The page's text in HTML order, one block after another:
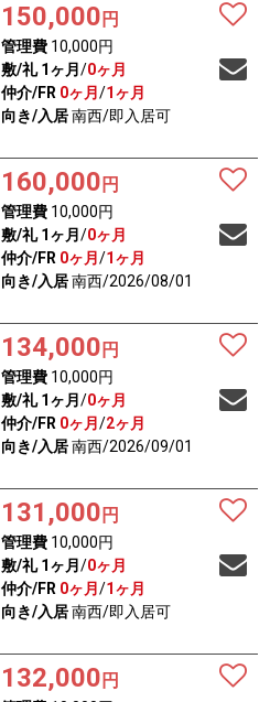
150,000 円
管理費10,000円
敷/礼 1ヶ月 /0ヶ月
仲介/FR 0ヶ月 /1ヶ月
向き/入居南西/即入居可
160,000 円
管理費10,000円
敷/礼 1ヶ月 /0ヶ月
仲介/FR 0ヶ月 /1ヶ月
向き/入居南西/2026/08/01
134,000 円
管理費10,000円
敷/礼 1ヶ月 /0ヶ月
仲介/FR 0ヶ月 /2ヶ月
向き/入居南西/2026/09/01
131,000 円
管理費10,000円
敷/礼 1ヶ月 /0ヶ月
仲介/FR 0ヶ月 /1ヶ月
向き/入居南西/即入居可
132,000 円